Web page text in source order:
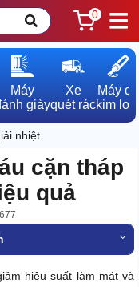
0
Máy
giày
Xe
quét rác
Máy dò
kim loại
nhiệt
cặn tháp
quả
hiệu suất làm mát và